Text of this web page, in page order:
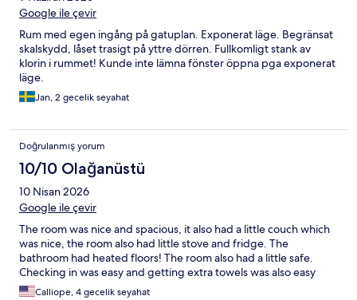
Google ile çevir
Rum med egen ingång på gatuplan. Exponerat läge. Begränsat
skalskydd, låset trasigt på yttre dörren. Fullkomligt stank av
klorin i rummet! Kunde inte lämna fönster öppna pga exponerat
läge.
Jan, 2 gecelik seyahat
Doğrulanmış yorum
10/10 Olağanüstü
10 Nisan 2026
Google ile çevir
The room was nice and spacious, it also had a little couch which
was nice, the room also had little stove and fridge. The
bathroom had heated floors! The room also had a little safe.
Checking in was easy and getting extra towels was also easy
Calliope, 4 gecelik seyahat